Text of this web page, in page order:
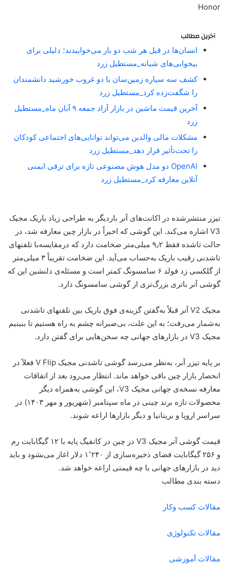
Honor
آخرین مطالب
انسان‌ها در قبل هر شب دو بار می‌خوابیدند؛ دلیلی برای
بیخوابی‌های شبانه_مستطیل زرد
کشف سه سیاره زمین‌سان با دو غروب خورشید دانشمندان
را شگفت‌زده کرد_مستطیل زرد
آخرین قیمت ماشین در بازار آزاد جمعه ۹ آبان ماه_مستطیل
زرد
مشکلات مالی والدین می‌تواند توانایی‌های اجتماعی کودکان
را تحت‌تأثیر قرار دهد_مستطیل زرد
OpenAI دو مدل هوش مصنوعی تازه برای ترقی ایمنی
آنلاین معارفه کرد_مستطیل زرد
تیزر منتشرشده در اکانت‌های آنر باردیگر به طراحی زیاد باریک مجیک
V3 اشاره می‌کند. این گوشی که اخیراً در بازار چین معارفه شد، در
حالت تاشده فقط ۹٫۲ میلی‌متر ضخامت دارد که درمقایسه‌با تلفنهای
تاشدنی رقیب باریک به‌حساب می‌آید. این ضخامت تقریباً ۳ میلی‌متر
از گلکسی زد فولد ۶ سامسونگ کمتر است و مسئله‌ی دلنشین این که
گوشی آنر باتری بزرگ‌تری از گوشی سامسونگ دارد.
مجیک V2 آنر قبلاً به‌گفتن گزینه‌ی فوق باریک بین تلفنهای تاشدنی
به‌شمار می‌رفت؛ به این علت، بی‌صبرانه چشم به راه هستیم تا ببینیم
مجیک V3 در بازارهای جهانی چه سخن‌هایی برای گفتن دارد.
بر پایه تیزر آنر، به‌نظر می‌رسد گوشی تاشدنی مجیک V Flip فعلاََ در
انحصار بازار چین باقی خواهد ماند. انتظار می‌رود بعد از اتفاقات
معارفه نسخه‌ی جهانی مجیک V3، این گوشی به‌همراه دیگر
محصولات تازه برند چینی در ماه سپتامبر (شهریور و مهر ۱۴۰۳) در
سراسر اروپا و بریتانیا و دیگر بازارها اراعه شوند.
قیمت گوشی آنر مجیک V3 در چین در کانفیگ پایه با ۱۲ گیگابایت رم
و ۲۵۶ گیگابایت فضای ذخیره‌سازی از ۱٬۲۴۰ دلار اغاز می‌بشود و باید
دید در بازارهای جهانی با چه قیمتی اراعه خواهد شد.
دسته بندی مطالب
مقالات کسب وکار
مقالات تکنولوژی
مقالات آموزشی